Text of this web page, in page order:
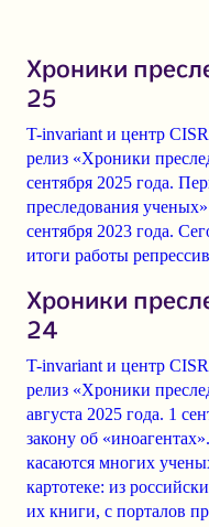
Хроники
25
T-invariant и центр
релиз «Хроники
сентября 2025 года.
преследования
сентября 2023 года.
итоги работы
Хроники
24
T-invariant и центр
релиз «Хроники
августа 2025 года. 1
закону об
касаются многих
картотеке: из
их книги, с порталов